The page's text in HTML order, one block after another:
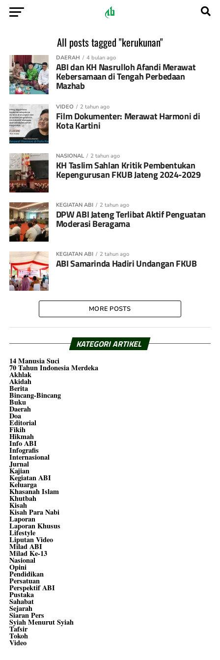
All posts tagged "kerukunan"
DAERAH 4 bulan ago
ABI dan KH Nasrulloh Afandi Merawat
Kebersamaan di Tengah Perbedaan
Mazhab
VIDEO 2 tahun ago
Film Dokumenter: Merawat Harmoni di
Kota Kartini
NASIONAL 2 tahun ago
KH Taslim Sahlan Kritik Pembentukan
Kepengurusan FKUB Jateng 2024-2029
KEGIATAN ABI 2 tahun ago
DPW ABI Jateng Terlibat Aktif Penguatan
Moderasi Beragama
KEGIATAN ABI 2 tahun ago
ABI Samarinda Hadiri Undangan FKUB
MORE POSTS
KATEGORI ARTIKEL
14 Manusia Suci
70 Tahun Indonesia Merdeka
Akhlak
Akidah
Berita
Bincang-Bincang
Buku
Daerah
Doa
Editorial
Fikih
Hikmah
Info ABI
Infografis
Internasional
Jurnal
Kajian
Kegiatan ABI
Keluarga
Khasanah Islam
Khutbah
Kisah
Kisah Para Nabi
Laporan
Laporan Khusus
Lifestyle
Liputan Video
Milad ABI
Milad Ke-13
Nasional
Opini
Pendidikan
Persatuan
Perspektif ABI
Pustaka
Sahabat
Sejarah
Siaran Pers
Syiah Menurut Syiah
Tafsir
Tokoh
Video